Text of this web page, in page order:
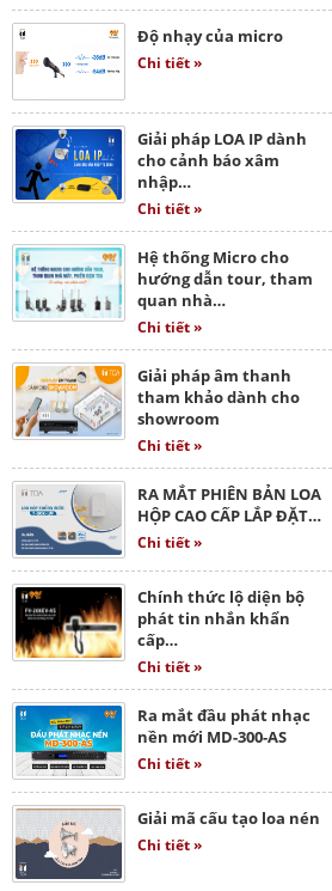
Độ nhạy của micro
Chi tiết »
Giải pháp LOA IP dành
cho cảnh báo xâm
nhập…
Chi tiết »
Hệ thống Micro cho
hướng dẫn tour, tham
quan nhà…
Chi tiết »
Giải pháp âm thanh
tham khảo dành cho
showroom
Chi tiết »
RA MẮT PHIÊN BẢN LOA
HỘP CAO CẤP LẮP ĐẶT…
Chi tiết »
Chính thức lộ diện bộ
phát tin nhắn khẩn
cấp…
Chi tiết »
Ra mắt đầu phát nhạc
nền mới MD-300-AS
Chi tiết »
Giải mã cấu tạo loa nén
Chi tiết »